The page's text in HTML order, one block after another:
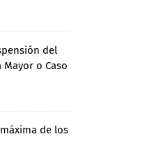
del
o Caso
de los